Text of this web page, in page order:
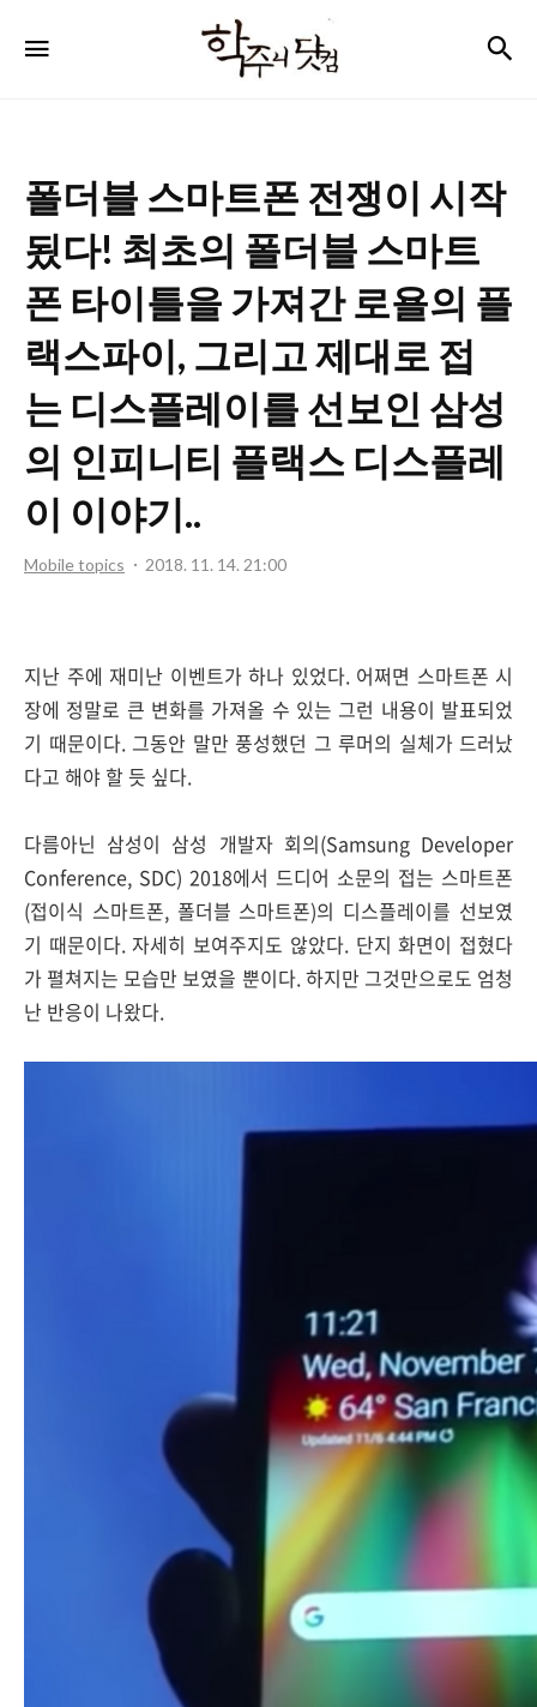
주
컴
폴더블 스마트폰 전쟁이 시작
됬다! 최초의 폴더블 스마트
폰 타이틀을 가져간 로욜의 플
랙스파이, 그리고 제대로 접
는 디스플레이를 선보인 삼성
의 인피니티 플랙스 디스플레
이 이야기..
Mobile topics 2018. 11. 14. 21:00
지난 주에 재미난 이벤트가 하나 있었다. 어쩌면 스마트폰 시
장에 정말로 큰 변화를 가져올 수 있는 그런 내용이 발표되었
기 때문이다. 그동안 말만 풍성했던 그 루머의 실체가 드러났
다고 해야 할 듯 싶다.
다름아닌 삼성이 삼성 개발자 회의(Samsung Developer
Conference, SDC) 2018에서 드디어 소문의 접는 스마트폰
(접이식 스마트폰, 폴더블 스마트폰)의 디스플레이를 선보였
기 때문이다. 자세히 보여주지도 않았다. 단지 화면이 접혔다
가 펼쳐지는 모습만 보였을 뿐이다. 하지만 그것만으로도 엄청
난 반응이 나왔다.